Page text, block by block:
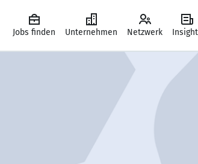
Jobs finden Unternehmen Netzwerk